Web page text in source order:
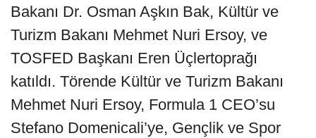
Bakanı Dr. Osman Aşkın Bak, Kültür ve
Turizm Bakanı Mehmet Nuri Ersoy, ve
TOSFED Başkanı Eren Üçlertoprağı
katıldı. Törende Kültür ve Turizm Bakanı
Mehmet Nuri Ersoy, Formula 1 CEO’su
Stefano Domenicali’ye, Gençlik ve Spor